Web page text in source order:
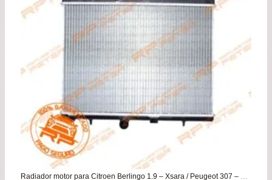
Radiador motor para Citroen Berlingo 1.9 – Xsara / Peugeot 307 – Partner 1.9